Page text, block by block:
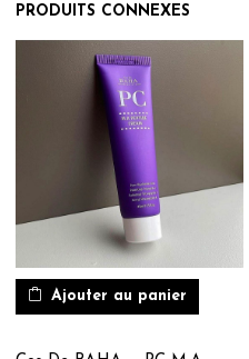
PRODUITS CONNEXES
Ajouter au panier